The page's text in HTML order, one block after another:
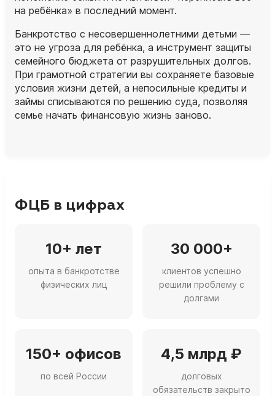
на ребёнка» в последний момент.
Банкротство с несовершеннолетними детьми —
это не угроза для ребёнка, а инструмент защиты
семейного бюджета от разрушительных долгов.
При грамотной стратегии вы сохраняете базовые
условия жизни детей, а непосильные кредиты и
займы списываются по решению суда, позволяя
семье начать финансовую жизнь заново.
ФЦБ в цифрах
10+ лет
опыта в банкротстве
физических лиц
30 000+
клиентов успешно
решили проблему с
долгами
150+ офисов
по всей России
4,5 млрд ₽
долговых
обязательств закрыто